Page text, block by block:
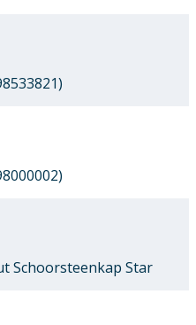
Schoorsteenkap Star